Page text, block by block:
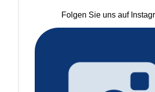
Folgen Sie uns auf